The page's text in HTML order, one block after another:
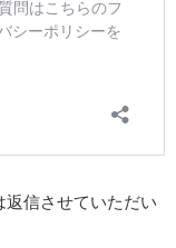
信させていただい